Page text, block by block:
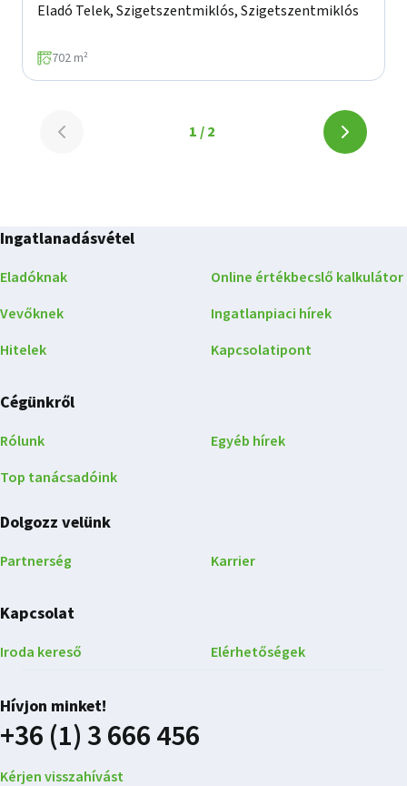
Eladó Telek, Szigetszentmiklós, Szigetszentmiklós
702 m²
Lapozó
a(z)
2
oldalból
1 / 2
Lapozó
oldalból
Ingatlanadásvétel
Eladóknak
Vevőknek
Hitelek
Online értékbecslő kalkulátor
Ingatlanpiaci hírek
Kapcsolatipont
Cégünkről
Rólunk
Top tanácsadóink
Egyéb hírek
Dolgozz velünk
Partnerség Karrier
Kapcsolat
Iroda kereső Elérhetőségek
Hívjon minket!
+36 (1) 3 666 456
Kérjen visszahívást